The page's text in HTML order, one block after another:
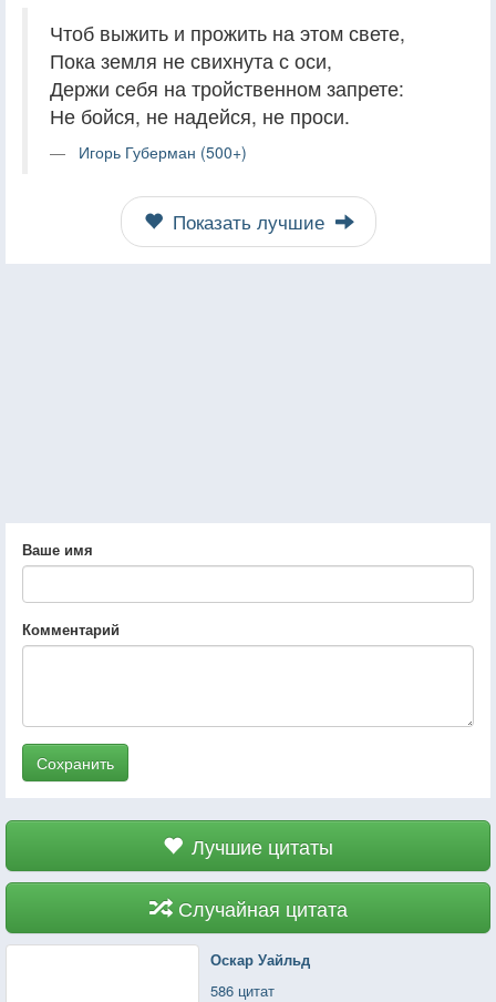
Чтоб выжить и прожить на этом свете,
Пока земля не свихнута с оси,
Держи себя на тройственном запрете:
Не бойся, не надейся, не проси.
Игорь Губерман (500+)
Показать лучшие
Ваше имя
Комментарий
Сохранить
Лучшие цитаты
Случайная цитата
Оскар Уайльд
586 цитат